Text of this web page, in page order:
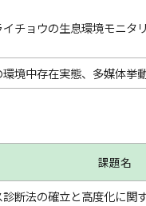
チョウの生息環境モニタ
境中存在実態、多媒体挙
課題名
断法の確立と高度化に関